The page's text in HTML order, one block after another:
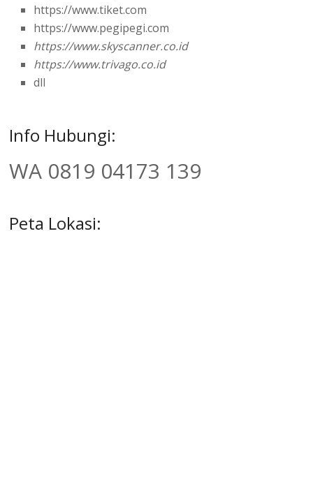
https://www.tiket.com
https://www.pegipegi.com
https://www.skyscanner.co.id
https://www.trivago.co.id
dll
Info Hubungi:
WA 0819 04173 139
Peta Lokasi: